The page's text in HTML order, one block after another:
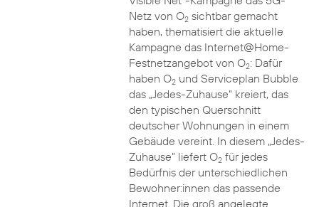
Netz von O2sichtbar gemacht
haben, thematisiert die aktuelle
Kampagne das Internet@Home-
Festnetzangebot von O2: Dafür
haben O2und Serviceplan Bubble
das „Jedes-Zuhause“ kreiert, das
den typischen Querschnitt
deutscher Wohnungen in einem
Gebäude vereint. In diesem „Jedes-
Zuhause” liefert O2für jedes
Bedürfnis der unterschiedlichen
Bewohner:innen das passende
Internet. Die groß angelegte